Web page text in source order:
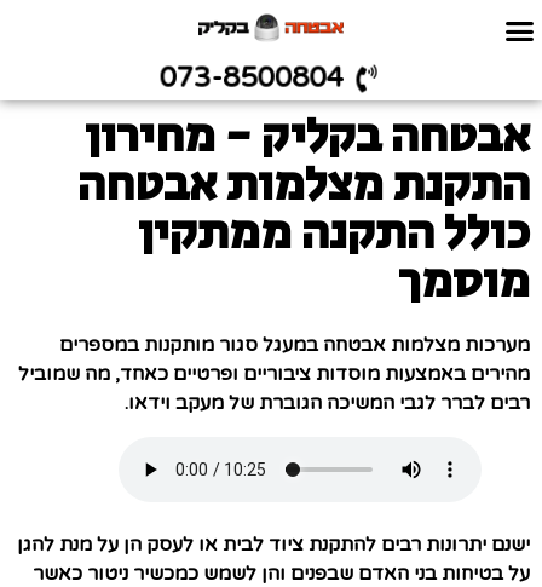
073-8500804
אבטחה בקליק - מחירון
התקנת מצלמות אבטחה
כולל התקנה ממתקין
מוסמך
מערכות מצלמות אבטחה במעגל סגור מותקנות במספרים
מהירים באמצעות מוסדות ציבוריים ופרטיים כאחד, מה שמוביל
רבים לברר לגבי המשיכה הגוברת של מעקב וידאו.
ישנם יתרונות רבים להתקנת ציוד לבית או לעסק הן על מנת להגן
על בטיחות בני האדם שבפנים והן לשמש כמכשיר ניטור כאשר